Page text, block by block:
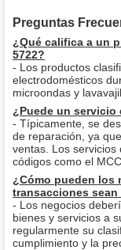
Preguntas
¿Qué califica a un
5722?
- Los productos
electrodomésticos
microondas y
¿Puede un servicio
- Típicamente, se
de reparación, ya
ventas. Los
códigos como el
¿Cómo pueden los
transacciones
- Los negocios
bienes y servicios a
regularmente su
cumplimiento y la